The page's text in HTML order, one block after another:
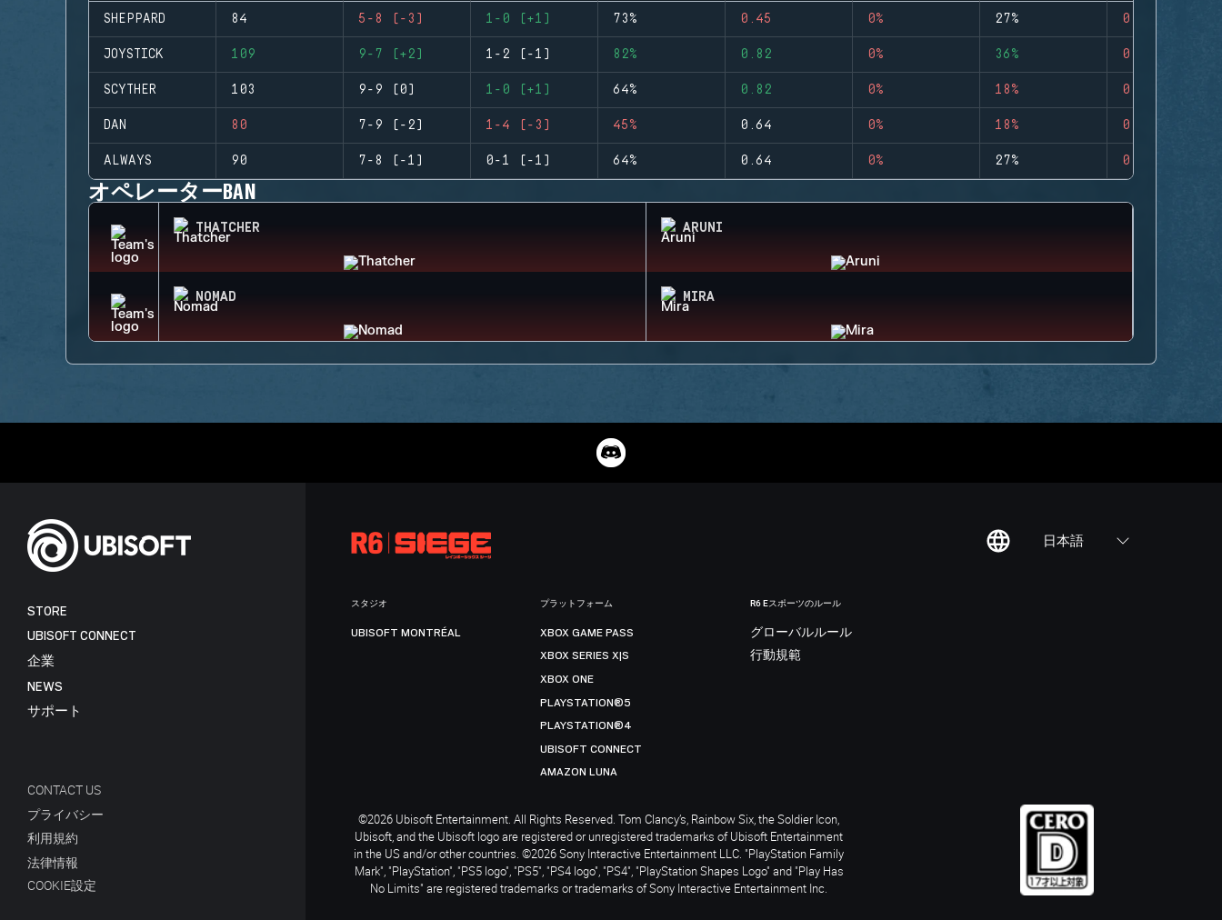
SHEPPARD 84 5-8 (-3) 1-0 (+1) 73% 0.45 0% 27% 0
JOYSTICK 109 9-7 (+2) 1-2 (-1) 82% 0.82 0% 36% 0
SCYTHER 103 9-9 (0) 1-0 (+1) 64% 0.82 0% 18% 0
DAN 80 7-9 (-2) 1-4 (-3) 45% 0.64 0% 18% 0
ALWAYS 90 7-8 (-1) 0-1 (-1) 64% 0.64 0% 27% 0
オペレーターBAN
THATCHER ARUNI
NOMAD MIRA
日本語
STORE
UBISOFT CONNECT
企業
NEWS
サポート
CONTACT US
プライバシー
利用規約
法律情報
COOKIE設定
スタジオ
UBISOFT MONTRÉAL
プラットフォーム
XBOX GAME PASS
XBOX SERIES X|S
XBOX ONE
PLAYSTATION®5
PLAYSTATION®4
UBISOFT CONNECT
AMAZON LUNA
R6 Eスポーツのルール
グローバルルール
行動規範
©2026 Ubisoft Entertainment. All Rights Reserved. Tom Clancy’s, Rainbow Six, the Soldier Icon,
Ubisoft, and the Ubisoft logo are registered or unregistered trademarks of Ubisoft Entertainment
in the US and/or other countries. ©2026 Sony Interactive Entertainment LLC. "PlayStation Family
Mark", "PlayStation", "PS5 logo", "PS5", "PS4 logo", "PS4", "PlayStation Shapes Logo" and "Play Has
No Limits" are registered trademarks or trademarks of Sony Interactive Entertainment Inc.